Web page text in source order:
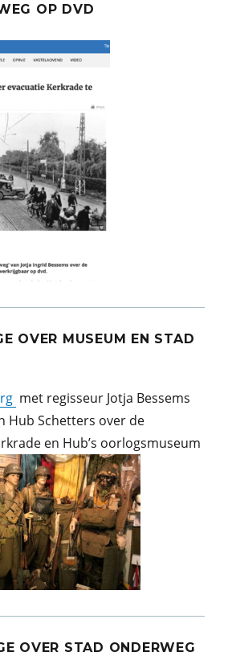
OP DVD
OVER MUSEUM EN STAD
met regisseur Jotja Bessems
Hub Schetters over de
en Hub’s oorlogsmuseum
OVER STAD ONDERWEG